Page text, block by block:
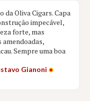
da Oliva Cigars. Capa
impecável,
forte, mas
Sempre uma boa
Gianoni